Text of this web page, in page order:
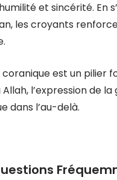
et sincérité. En
les croyants
est un pilier
l’expression de
dans l’au-delà.